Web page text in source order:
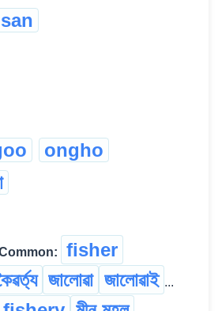
ongho
fisher
জালোৱা জালোৱাই ...